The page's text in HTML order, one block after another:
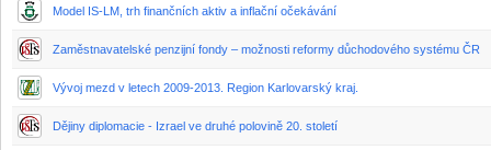
Model IS-LM, trh finančních aktiv a inflační očekávání
Zaměstnavatelské penzijní fondy – možnosti reformy důchodového systému ČR
Vývoj mezd v letech 2009-2013. Region Karlovarský kraj.
Dějiny diplomacie - Izrael ve druhé polovině 20. století